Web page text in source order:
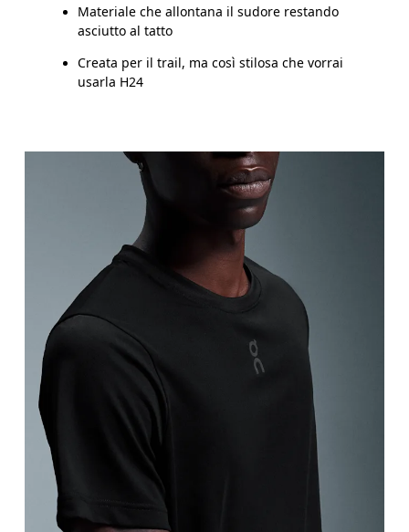
Misura la parte più ampia del torace da un
Girovita
Misura il girovita nel punto più stretto (in
Misura la parte più ampia dei fianchi da un
Materiale che allontana il sudore restando
asciutto al tatto
Creata per il trail, ma così stilosa che vorrai
usarla H24